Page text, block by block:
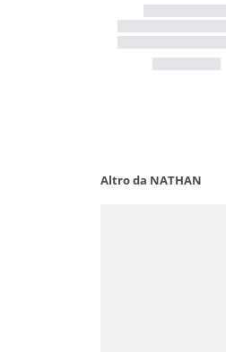
Altro da NATHAN